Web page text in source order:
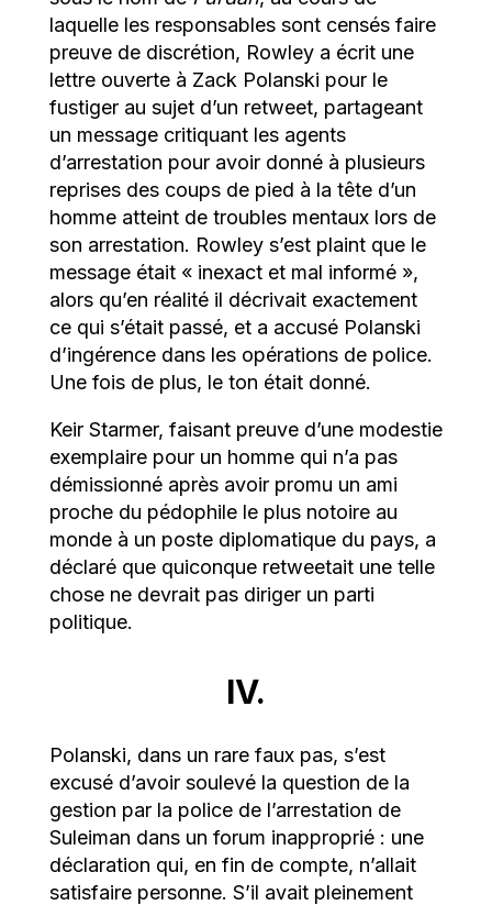
laquelle les responsables sont censés faire
preuve de discrétion, Rowley a écrit une
lettre ouverte à Zack Polanski pour le
fustiger au sujet d’un retweet, partageant
un message critiquant les agents
d’arrestation pour avoir donné à plusieurs
reprises des coups de pied à la tête d’un
homme atteint de troubles mentaux lors de
son arrestation. Rowley s’est plaint que le
message était « inexact et mal informé »,
alors qu’en réalité il décrivait exactement
ce qui s’était passé, et a accusé Polanski
d’ingérence dans les opérations de police.
Une fois de plus, le ton était donné.
Keir Starmer, faisant preuve d’une modestie
exemplaire pour un homme qui n’a pas
démissionné après avoir promu un ami
proche du pédophile le plus notoire au
monde à un poste diplomatique du pays, a
déclaré que quiconque retweetait une telle
chose ne devrait pas diriger un parti
politique.
IV.
Polanski, dans un rare faux pas, s’est
excusé d’avoir soulevé la question de la
gestion par la police de l’arrestation de
Suleiman dans un forum inapproprié : une
déclaration qui, en fin de compte, n’allait
satisfaire personne. S’il avait pleinement